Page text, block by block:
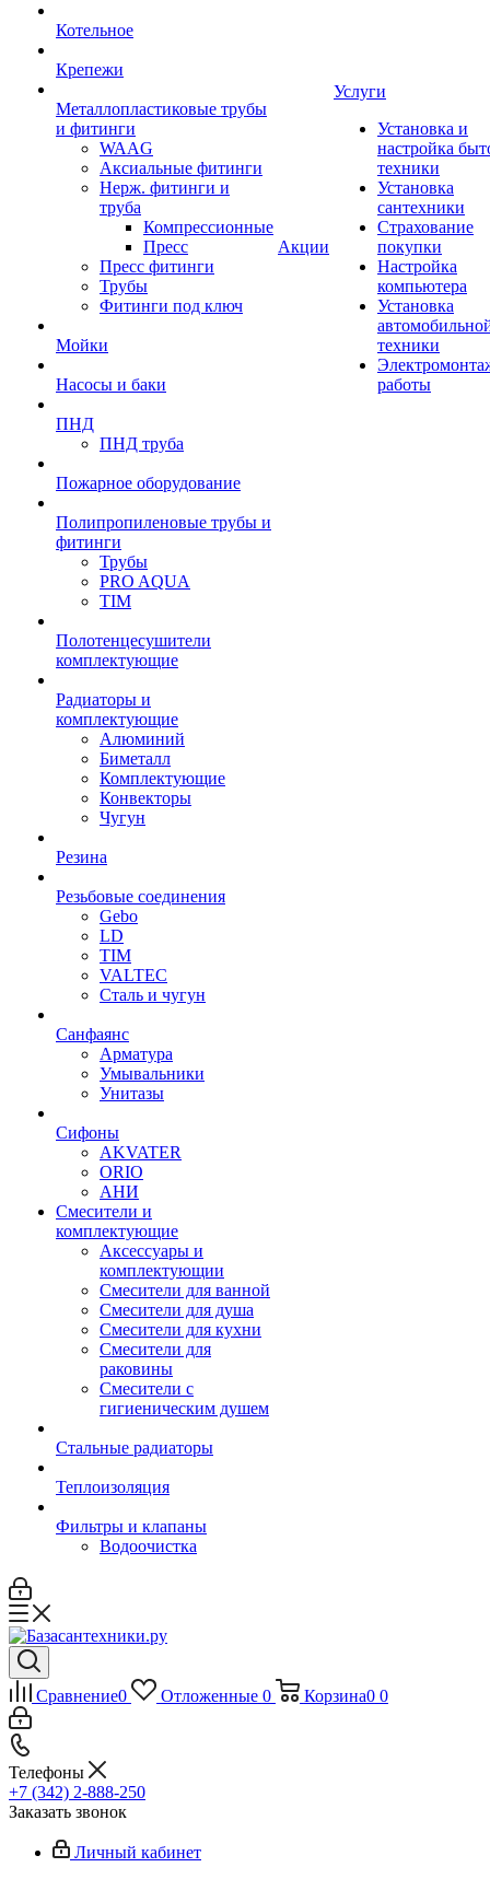
Котельное
Крепежи
Металлопластиковые трубы
и фитинги
WAAG
Аксиальные фитинги
Нерж. фитинги и
труба
Компрессионные
Пресс
Пресс фитинги
Трубы
Фитинги под ключ
Мойки
Насосы и баки
ПНД
ПНД труба
Пожарное оборудование
Полипропиленовые трубы и
фитинги
Трубы
PRO AQUA
TIM
Полотенцесушители
комплектующие
Радиаторы и
комплектующие
Алюминий
Биметалл
Комплектующие
Конвекторы
Чугун
Резина
Резьбовые соединения
Gebo
LD
TIM
VALTEC
Сталь и чугун
Санфаянс
Арматура
Умывальники
Унитазы
Сифоны
AKVATER
ORIO
АНИ
Смесители и
комплектующие
Аксессуары и
комплектующии
Смесители для ванной
Смесители для душа
Смесители для кухни
Смесители для
раковины
Смесители с
гигиеническим душем
Стальные радиаторы
Теплоизоляция
Фильтры и клапаны
Водоочистка
Акции
Услуги
Установка и
настройка
техники
Установка
сантехники
Страхование
покупки
Настройка
компьютера
Установка
техники
работы
Сравнение0 Отложенные 0 Корзина0 0
Телефоны
+7 (342) 2-888-250
Заказать звонок
Личный кабинет